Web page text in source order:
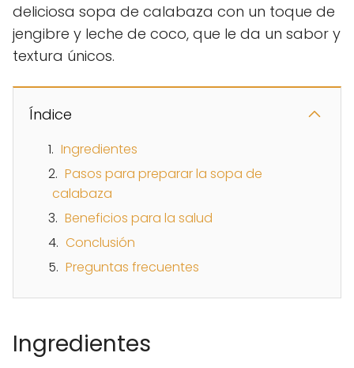
deliciosa sopa de calabaza con un toque de
jengibre y leche de coco, que le da un sabor y
textura únicos.
Índice
Ingredientes
Pasos para preparar la sopa de
calabaza
Beneficios para la salud
Conclusión
Preguntas frecuentes
Ingredientes